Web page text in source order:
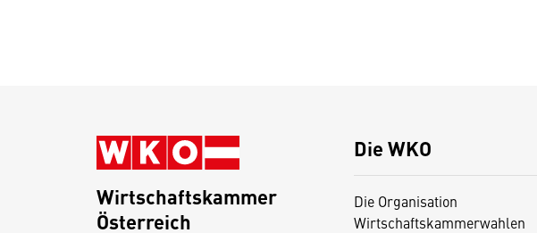
Die WKO
Die Organisation
Wirtschaftskammerwahlen
Wirtschaftskammer
Österreich